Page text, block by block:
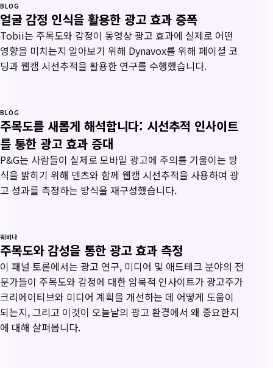
BLOG
얼굴 감정 인식을 활용한 광고 효과 증폭
Tobii는 주목도와 감정이 동영상 광고 효과에 실제로 어떤
영향을 미치는지 알아보기 위해 Dynavox를 위해 페이셜 코
딩과 웹캠 시선추적을 활용한 연구를 수행했습니다.
BLOG
주목도를 새롭게 해석합니다: 시선추적 인사이트
를 통한 광고 효과 증대
P&G는 사람들이 실제로 모바일 광고에 주의를 기울이는 방
식을 밝히기 위해 덴츠와 함께 웹캠 시선추적을 사용하여 광
고 성과를 측정하는 방식을 재구성했습니다.
웨비나
주목도와 감성을 통한 광고 효과 측정
이 패널 토론에서는 광고 연구, 미디어 및 애드테크 분야의 전
문가들이 주목도와 감정에 대한 암묵적 인사이트가 광고주가
크리에이티브와 미디어 계획을 개선하는 데 어떻게 도움이
되는지, 그리고 이것이 오늘날의 광고 환경에서 왜 중요한지
에 대해 살펴봅니다.